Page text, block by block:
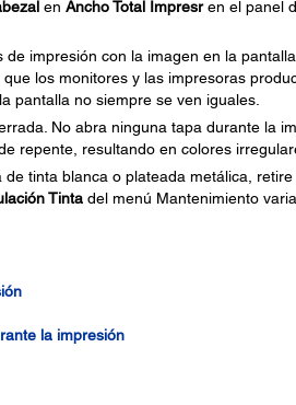
en Ancho Total Impresren el panel
impresión con la imagen en la
los monitores y las impresoras
pantalla no siempre se ven iguales.
No abra ninguna tapa durante la
repente, resultando en colores
tinta blanca o plateada metálica,
Tintadel menú Mantenimiento
la impresión